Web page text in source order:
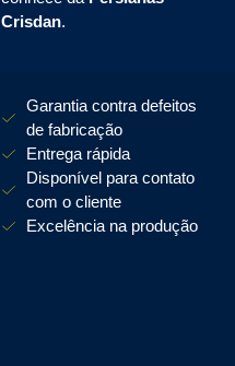
Crisdan.
Garantia contra defeitos
de fabricação
Entrega rápida
Disponível para contato
com o cliente
Excelência na produção